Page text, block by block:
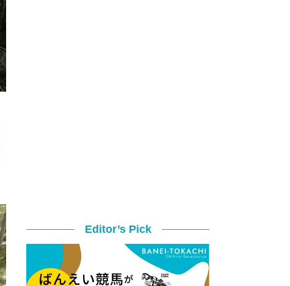
Editor’s Pick